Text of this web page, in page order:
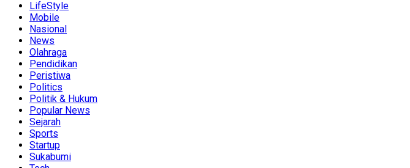
LifeStyle
Mobile
Nasional
News
Olahraga
Pendidikan
Peristiwa
Politics
Politik & Hukum
Popular News
Sejarah
Sports
Startup
Sukabumi